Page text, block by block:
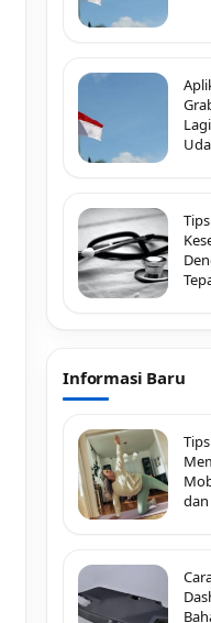
Informasi Baru
dan